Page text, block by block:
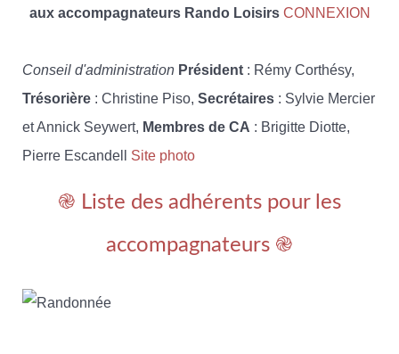
aux accompagnateurs Rando Loisirs CONNEXION
Conseil d'administration Président : Rémy Corthésy,
Trésorière : Christine Piso, Secrétaires : Sylvie Mercier
et Annick Seywert, Membres de CA : Brigitte Diotte,
Pierre Escandell Site photo
֎ Liste des adhérents pour les
accompagnateurs ֎